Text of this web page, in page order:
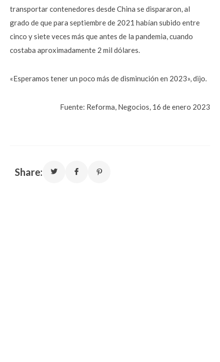
transportar contenedores desde China se dispararon, al
grado de que para septiembre de 2021 habían subido entre
cinco y siete veces más que antes de la pandemia, cuando
costaba aproximadamente 2 mil dólares.
«Esperamos tener un poco más de disminución en 2023», dijo.
Fuente: Reforma, Negocios, 16 de enero 2023
Share: